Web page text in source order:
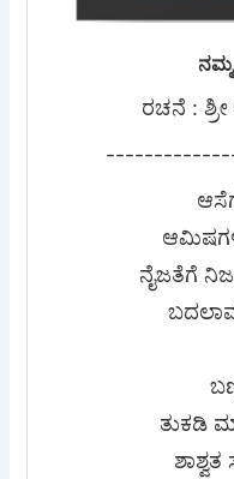
ರಚನೆ :
ನೈಜತೆಗೆ
ತುಕಡಿ